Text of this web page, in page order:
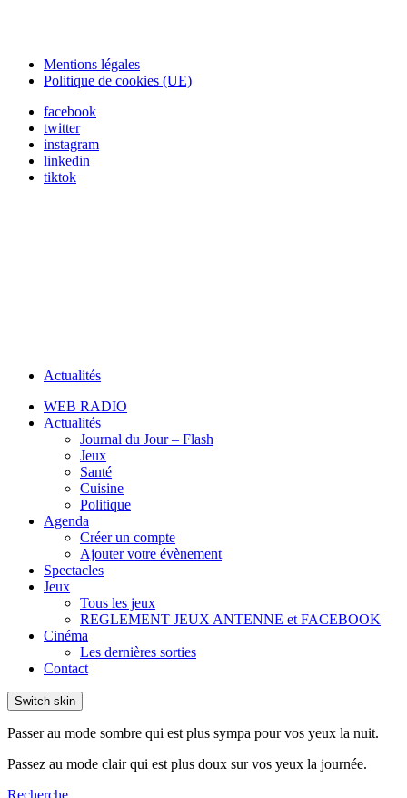
Mentions légales
Politique de cookies (UE)
facebook
twitter
instagram
linkedin
tiktok
Actualités
WEB RADIO
Actualités
Journal du Jour – Flash
Jeux
Santé
Cuisine
Politique
Agenda
Créer un compte
Ajouter votre évènement
Spectacles
Jeux
Tous les jeux
REGLEMENT JEUX ANTENNE et FACEBOOK
Cinéma
Les dernières sorties
Contact
Switch skin
Passer au mode sombre qui est plus sympa pour vos yeux la nuit.
Passez au mode clair qui est plus doux sur vos yeux la journée.
Recherche